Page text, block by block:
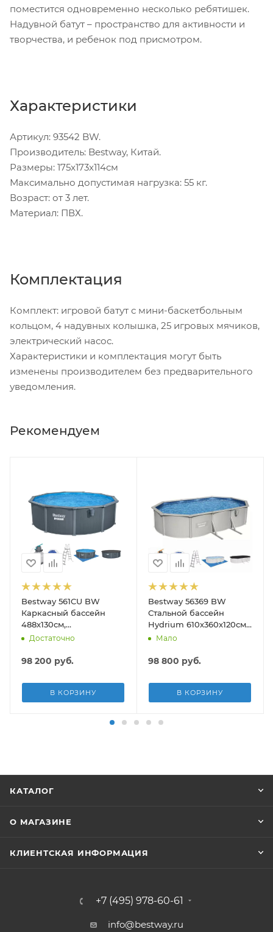
поместится одновременно несколько ребятишек.
Надувной батут – пространство для активности и
творчества, и ребенок под присмотром.
Характеристики
Артикул: 93542 BW.
Производитель: Bestway, Китай.
Размеры: 175x173x114см
Максимально допустимая нагрузка: 55 кг.
Возраст: от 3 лет.
Материал: ПВХ.
Комплектация
Комплект: игровой батут с мини-баскетбольным
кольцом, 4 надувных колышка, 25 игровых мячиков,
электрический насос.
Характеристики и комплектация могут быть
изменены производителем без предварительного
уведомления.
Рекомендуем
Bestway 561CU BW
Каркасный бассейн
488х130см,
композитный, 21490л,
лестн, тент, подст, дисп.
Достаточно
98 200 руб.
В КОРЗИНУ
Bestway 56369 BW
Стальной бассейн
Hydrium 610х360х120см,
19929л, песч.фил.-нас
подст.
Мало
98 800 руб.
В КОРЗИНУ
КАТАЛОГ
О МАГАЗИНЕ
КЛИЕНТСКАЯ ИНФОРМАЦИЯ
+7 (495) 978-60-61
info@bestway.ru